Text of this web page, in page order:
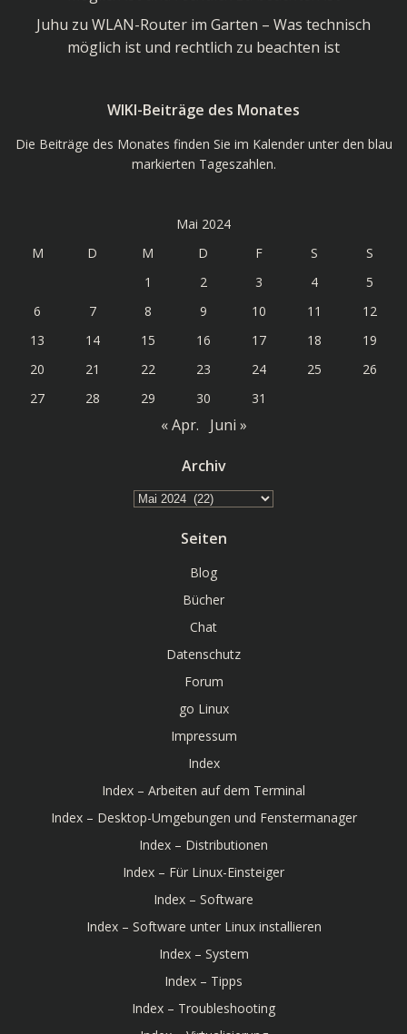
Juhu zu WLAN-Router im Garten – Was technisch
möglich ist und rechtlich zu beachten ist
WIKI-Beiträge des Monates
Die Beiträge des Monates finden Sie im Kalender unter den blau
markierten Tageszahlen.
Mai 2024
M
D M D F S
S
1
2 3 4
5
6
7 8 9 10 11
12
13
14 15 16 17 18
19
20
21 22 23 24 25
26
27
28 29 30 31
« Apr. Juni »
Archiv
Archiv
Seiten
Blog
Bücher
Chat
Datenschutz
Forum
go Linux
Impressum
Index
Index – Arbeiten auf dem Terminal
Index – Desktop-Umgebungen und Fenstermanager
Index – Distributionen
Index – Für Linux-Einsteiger
Index – Software
Index – Software unter Linux installieren
Index – System
Index – Tipps
Index – Troubleshooting